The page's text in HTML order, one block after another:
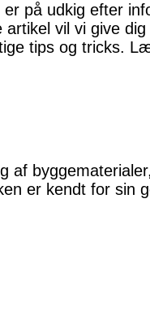
på udkig efter
vil vi give dig
tips og tricks.
af
er kendt for sin